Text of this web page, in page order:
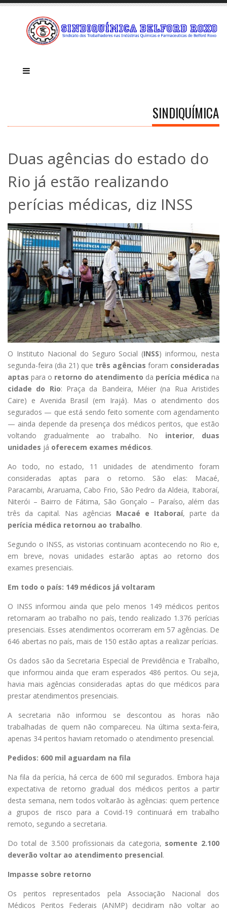
SINDIQUÍMICA
Duas agências do estado do
Rio já estão realizando
perícias médicas, diz INSS
O Instituto Nacional do Seguro Social (INSS) informou, nesta
segunda-feira (dia 21) que três agências foram consideradas
aptas para o retorno do atendimento da perícia médica na
cidade do Rio: Praça da Bandeira, Méier (na Rua Aristides
Caire) e Avenida Brasil (em Irajá). Mas o atendimento dos
segurados — que está sendo feito somente com agendamento
— ainda depende da presença dos médicos peritos, que estão
voltando gradualmente ao trabalho. No interior, duas
unidades já oferecem exames médicos.
Ao todo, no estado, 11 unidades de atendimento foram
consideradas aptas para o retorno. São elas: Macaé,
Paracambi, Araruama, Cabo Frio, São Pedro da Aldeia, Itaboraí,
Niterói – Bairro de Fátima, São Gonçalo – Paraíso, além das
três da capital. Nas agências Macaé e Itaboraí, parte da
perícia médica retornou ao trabalho.
Segundo o INSS, as vistorias continuam acontecendo no Rio e,
em breve, novas unidades estarão aptas ao retorno dos
exames presenciais.
Em todo o país: 149 médicos já voltaram
O INSS informou ainda que pelo menos 149 médicos peritos
retornaram ao trabalho no país, tendo realizado 1.376 perícias
presenciais. Esses atendimentos ocorreram em 57 agências. De
646 abertas no país, mais de 150 estão aptas a realizar perícias.
Os dados são da Secretaria Especial de Previdência e Trabalho,
que informou ainda que eram esperados 486 peritos. Ou seja,
havia mais agências consideradas aptas do que médicos para
prestar atendimentos presenciais.
A secretaria não informou se descontou as horas não
trabalhadas de quem não compareceu. Na última sexta-feira,
apenas 34 peritos haviam retomado o atendimento presencial.
Pedidos: 600 mil aguardam na fila
Na fila da perícia, há cerca de 600 mil segurados. Embora haja
expectativa de retorno gradual dos médicos peritos a partir
desta semana, nem todos voltarão às agências: quem pertence
a grupos de risco para a Covid-19 continuará em trabalho
remoto, segundo a secretaria.
Do total de 3.500 profissionais da categoria, somente 2.100
deverão voltar ao atendimento presencial.
Impasse sobre retorno
Os peritos representados pela Associação Nacional dos
Médicos Peritos Federais (ANMP) decidiram não voltar ao